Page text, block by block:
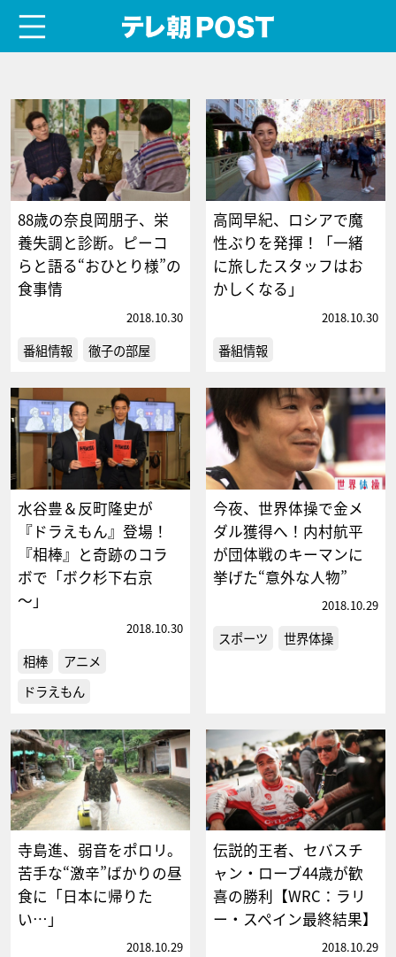
88歳の奈良岡朋子、栄
養失調と診断。ピーコ
らと語る“おひとり様”の
食事情
2018.10.30
番組情報 徹子の部屋
高岡早紀、ロシアで魔
性ぶりを発揮！「一緒
に旅したスタッフはお
かしくなる」
2018.10.30
番組情報
水谷豊＆反町隆史が
『ドラえもん』登場！
『相棒』と奇跡のコラ
ボで「ボク杉下右京
～」
2018.10.30
相棒
アニメ
ドラえもん
今夜、世界体操で金メ
ダル獲得へ！内村航平
が団体戦のキーマンに
挙げた“意外な人物”
2018.10.29
スポーツ 世界体操
寺島進、弱音をポロリ。
苦手な“激辛”ばかりの昼
食に「日本に帰りた
い…」
2018.10.29
伝説的王者、セバスチ
ャン・ローブ44歳が歓
喜の勝利【WRC：ラリ
ー・スペイン最終結果】
2018.10.29